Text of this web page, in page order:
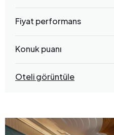
Fiyat performans
Konuk puanı
Oteli görüntüle